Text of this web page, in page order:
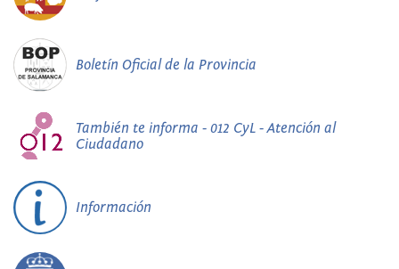
Boletín Oficial de la Provincia
También te informa - 012 CyL - Atención al
Ciudadano
Información